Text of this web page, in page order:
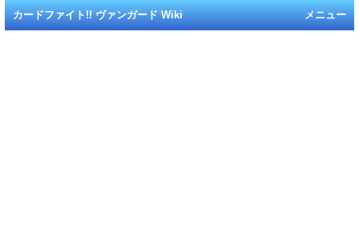
メニュー
カードファイト!! ヴァンガード Wiki